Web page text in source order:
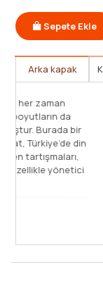
Sepete Ekle
Arka kapak
Elitler ve Din ismini
ötesinde, siyaset
sahasında gördüğü
çaptaki
bir tarihçi”